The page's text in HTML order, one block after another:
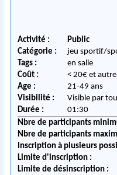
Activité :
Public
Catégorie :
jeu sportif/
Tags :
en salle
Coût :
< 20€ et
Age :
21-49 ans
Visibilité :
Visible par
Durée :
01:30
Nbre de participants
Nbre de participants
Inscription à plusieurs
Limite d'inscription :
Limite de désinscription :